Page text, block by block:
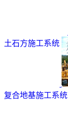
土石方施工系统
复合地基施工系统